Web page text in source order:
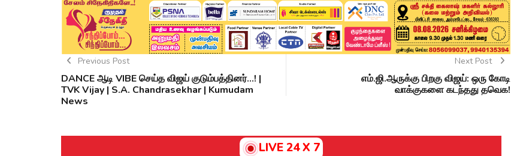
Previous Post
DANCE ஆடி VIBE செய்த விஜய் குடும்பத்தினர்...! |
TVK Vijay | S.A. Chandrasekhar | Kumudam
News
Next Post
எம்.ஜி.ஆருக்கு பிறகு விஜய்: ஒரு கோடி
வாக்குகளை கடந்தது தவெக!
LIVE 24 X 7